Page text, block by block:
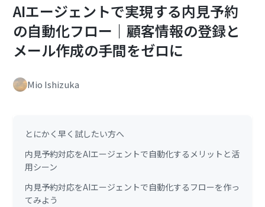
AIエージェントで実現する内見予約
の自動化フロー｜顧客情報の登録と
メール作成の手間をゼロに
Mio Ishizuka
とにかく早く試したい方へ
内見予約対応をAIエージェントで自動化するメリットと活
用シーン
内見予約対応をAIエージェントで自動化するフローを作っ
てみよう